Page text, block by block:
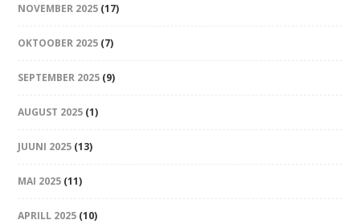
NOVEMBER 2025 (17)
OKTOOBER 2025 (7)
SEPTEMBER 2025 (9)
AUGUST 2025 (1)
JUUNI 2025 (13)
MAI 2025 (11)
APRILL 2025 (10)